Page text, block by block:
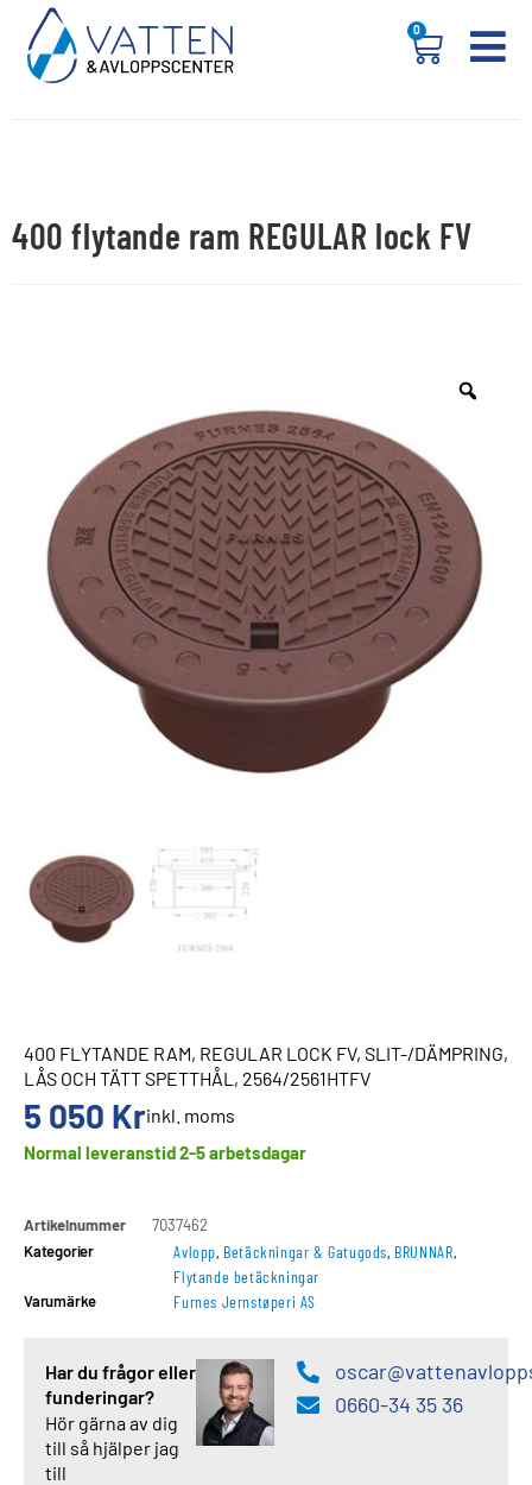
0
400 flytande ram REGULAR lock FV
400 FLYTANDE RAM, REGULAR LOCK FV, SLIT-/DÄMPRING,
LÅS OCH TÄTT SPETTHÅL, 2564/2561HTFV
5 050 Krinkl. moms
Normal leveranstid 2-5 arbetsdagar
Artikelnummer
7037462
Kategorier
Avlopp, Betäckningar & Gatugods, BRUNNAR,
Flytande betäckningar
Varumärke Furnes Jernstøperi AS
Har du frågor eller
funderingar?
Hör gärna av dig
till så hjälper jag
till
0660-34 35 36